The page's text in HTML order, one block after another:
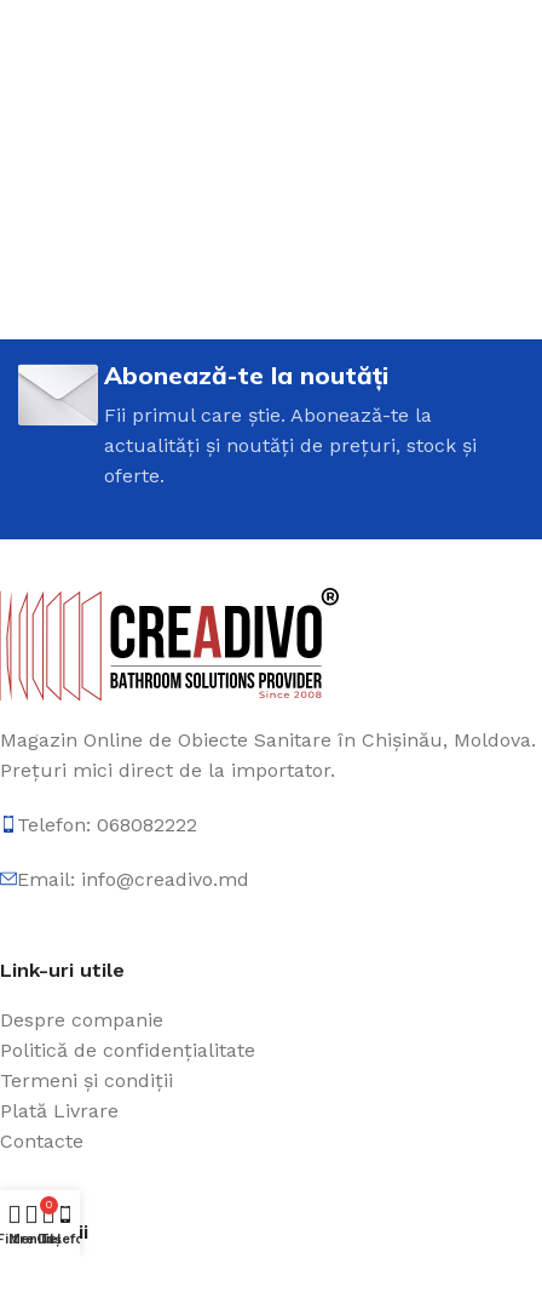
Abonează-te la noutăți
Fii primul care știe. Abonează-te la
actualități și noutăți de prețuri, stock și
oferte.
Magazin Online de Obiecte Sanitare în Chișinău, Moldova.
Prețuri mici direct de la importator.
Telefon: 068082222
Email: info@creadivo.md
Link-uri utile
Despre companie
Politică de confidențialitate
Termeni și condiții
Plată Livrare
Contacte
Categorii
Meniul
0
Coș
Telefon